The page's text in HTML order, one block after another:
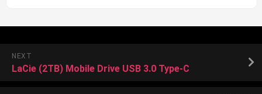
NEXT
LaCie (2TB) Mobile Drive USB 3.0 Type-C